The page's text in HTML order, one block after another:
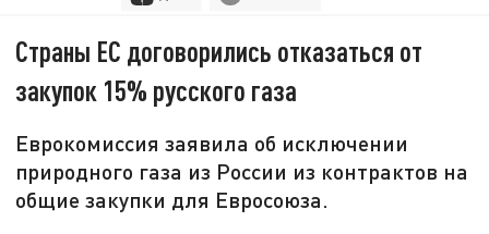
Страны ЕС договорились отказаться от
закупок 15% русского газа
Еврокомиссия заявила об исключении
природного газа из России из контрактов на
общие закупки для Евросоюза.